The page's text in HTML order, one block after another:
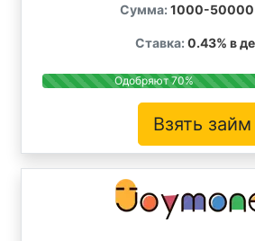
Сумма: 1000-50000
Ставка: 0.43% в
Одобряют 70%
Взять займ